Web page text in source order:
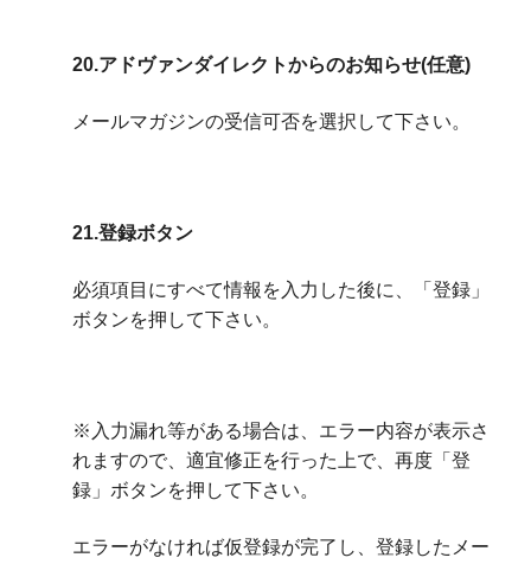
20.アドヴァンダイレクトからのお知らせ(任意)
メールマガジンの受信可否を選択して下さい。
21.登録ボタン
必須項目にすべて情報を入力した後に、「登録」
ボタンを押して下さい。
※入力漏れ等がある場合は、エラー内容が表示さ
れますので、適宜修正を行った上で、再度「登
録」ボタンを押して下さい。
エラーがなければ仮登録が完了し、登録したメー